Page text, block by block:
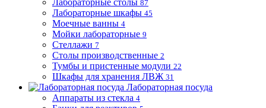
Лабораторные столы 87
Лабораторные шкафы 45
Моечные ванны 4
Мойки лабораторные 9
Стеллажи 7
Столы производственные 2
Тумбы и пристенные модули 22
Шкафы для хранения ЛВЖ 31
Лабораторная посуда
Аппараты из стекла 4